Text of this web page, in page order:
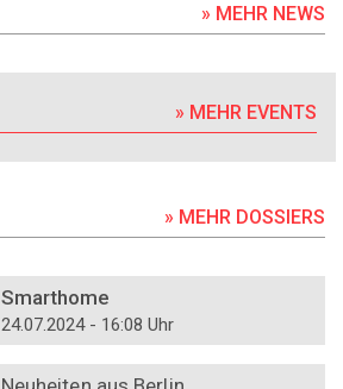
» MEHR NEWS
» MEHR EVENTS
» MEHR DOSSIERS
Smarthome
24.07.2024 - 16:08 Uhr